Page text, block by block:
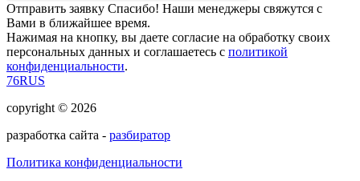
Отправить заявку Спасибо! Наши менеджеры свяжутся с
Вами в ближайшее время.
Нажимая на кнопку, вы даете согласие на обработку своих
персональных данных и соглашаетесь с политикой
конфиденциальности.
76RUS
copyright © 2026
разработка сайта - разбиратор
Политика конфиденциальности